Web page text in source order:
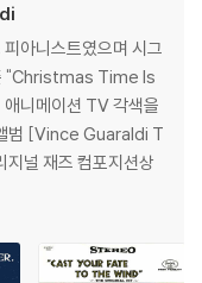
아니스트였으며 시그
"Christmas Time Is
니메이션 TV 각색을
범 [Vince Guaraldi T
널 재즈 컴포지션상